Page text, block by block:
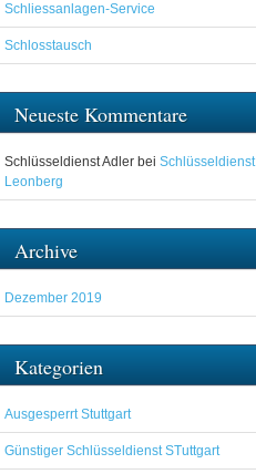
Schliessanlagen-Service
Schlosstausch
Neueste Kommentare
Schlüsseldienst Adler bei Schlüsseldienst
Leonberg
Archive
Dezember 2019
Kategorien
Ausgesperrt Stuttgart
Günstiger Schlüsseldienst STuttgart